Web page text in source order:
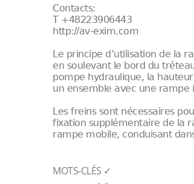
Contacts:
T +48223906443
http://av-exim.com
Le principe d’utilisation de la
en soulevant le bord du
pompe hydraulique, la
un ensemble avec une rampe
Les freins sont nécessaires
fixation supplémentaire de la
rampe mobile, conduisant
MOTS-CLÉS ✓